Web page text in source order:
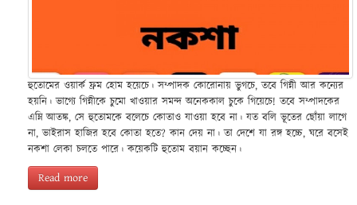
হুতোমের ওয়ার্ক ফ্রম হোম হয়েচে। সম্পাদক কোরোনায় ভুগচে, তবে গিন্নী আর কন্যের
হয়নি। ভাগ্যে গিন্নীকে চুমো খাওয়ার সমন্দ অনেককাল চুকে গিয়েচে! তবে সম্পাদকের
এম্নি আতঙ্ক, সে হুতোমকে বলেচে কোতাও যাওয়া হবে না। যত বলি ভূতের ছোঁয়া লাগে
না, ভাইরাস হাজির হবে কোতা হতে? কান দেয় না। তা দেশে যা রঙ্গ হচ্চে, ঘরে বসেই
নকশা লেকা চলতে পারে। কয়েকটি হুতোম বয়ান কচ্ছেন।
Read more